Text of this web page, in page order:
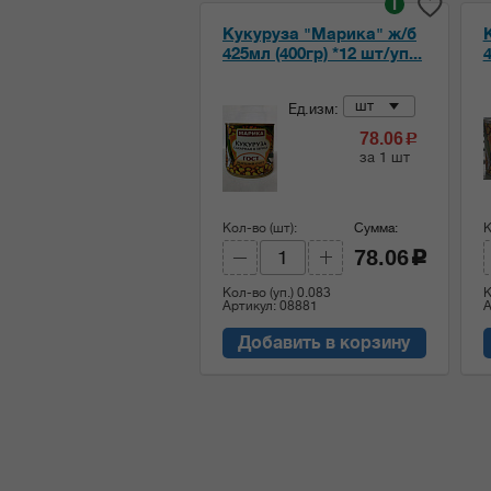
Кукуруза "Марика" ж/б
425мл (400гр) *12 шт/уп...
i
Ед.изм: шт
78.06 c
за 1 шт
Кол-во (шт):
Кол-во (уп.) 0.083
Артикул: 08881
Сумма:
78.06 c
Добавить в корзину